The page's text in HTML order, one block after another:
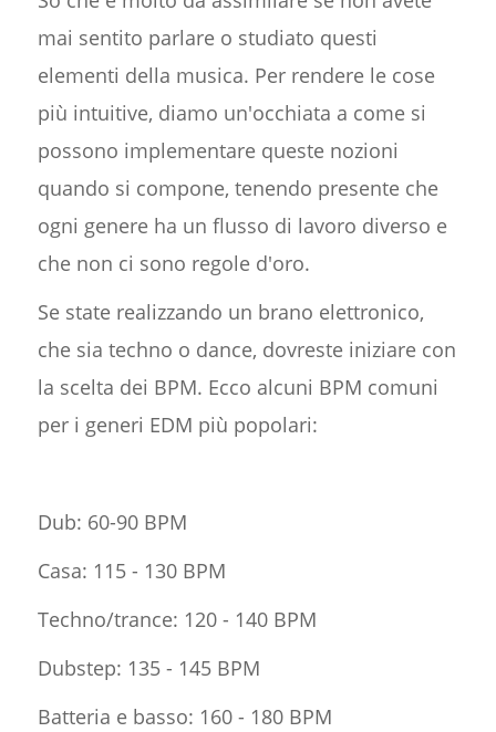
mai sentito parlare o studiato questi
elementi della musica. Per rendere le cose
più intuitive, diamo un'occhiata a come si
possono implementare queste nozioni
quando si compone, tenendo presente che
ogni genere ha un flusso di lavoro diverso e
che non ci sono regole d'oro.
Se state realizzando un brano elettronico,
che sia techno o dance, dovreste iniziare con
la scelta dei BPM. Ecco alcuni BPM comuni
per i generi EDM più popolari:
Dub: 60-90 BPM
Casa: 115 - 130 BPM
Techno/trance: 120 - 140 BPM
Dubstep: 135 - 145 BPM
Batteria e basso: 160 - 180 BPM